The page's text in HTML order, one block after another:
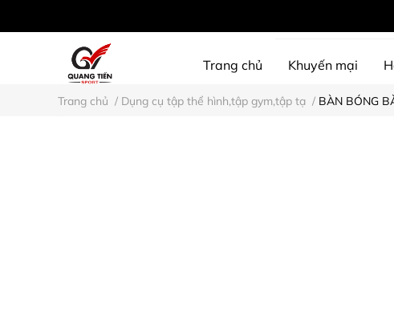
Trang chủ Khuyến mại
Trang chủ / Dụng cụ tập thể hình,tập gym,tập tạ / BÀN BÓNG